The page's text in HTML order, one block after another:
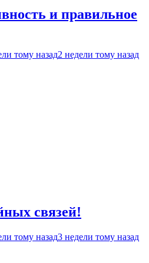
и правильное
тому назад2 недели тому назад
связей!
тому назад3 недели тому назад